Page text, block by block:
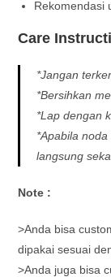
Rekomendasi
Care
*Jangan
*Bersihkan
*Lap dengan
*Apabila
langsung
Note :
>Anda bisa
dipakai sesuai
>Anda juga bisa